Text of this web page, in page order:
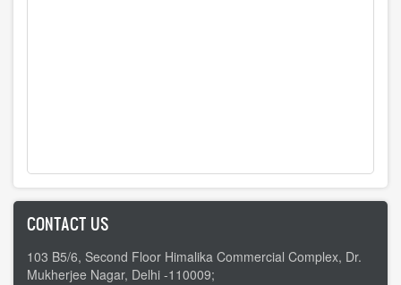
CONTACT US
103 B5/6, Second Floor Himalika Commercial Complex, Dr.
Mukherjee Nagar, Delhi -110009;